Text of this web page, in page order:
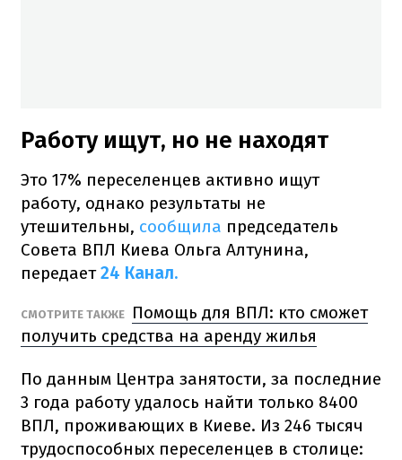
Работу ищут, но не находят
Это 17% переселенцев активно ищут
работу, однако результаты не
утешительны, сообщила председатель
Совета ВПЛ Киева Ольга Алтунина,
передает24 Канал.
СМОТРИТЕ ТАКЖЕ
Помощь для ВПЛ: кто сможет
получить средства на аренду жилья
По данным Центра занятости, за последние
3 года работу удалось найти только 8400
ВПЛ, проживающих в Киеве. Из 246 тысяч
трудоспособных переселенцев в столице: